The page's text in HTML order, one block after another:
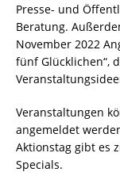
Presse- und
Beratung.
November 2022
fünf Glücklichen“,
Veranstaltungen
angemeldet
Aktionstag gibt es
Specials.